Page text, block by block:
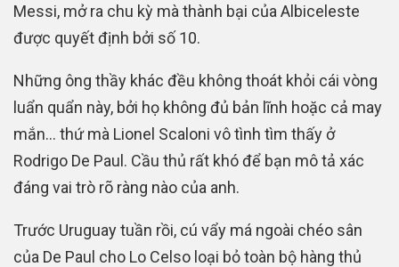
Messi, mở ra chu kỳ mà thành bại của Albiceleste
được quyết định bởi số 10.
Những ông thầy khác đều không thoát khỏi cái vòng
luẩn quẩn này, bởi họ không đủ bản lĩnh hoặc cả may
mắn… thứ mà Lionel Scaloni vô tình tìm thấy ở
Rodrigo De Paul. Cầu thủ rất khó để bạn mô tả xác
đáng vai trò rõ ràng nào của anh.
Trước Uruguay tuần rồi, cú vẩy má ngoài chéo sân
của De Paul cho Lo Celso loại bỏ toàn bộ hàng thủ